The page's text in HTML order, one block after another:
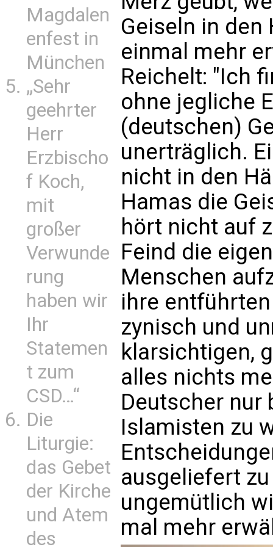
Magdalen
enfest in
München
„Sehr
geehrter
Herr
Erzbischo
f Koch,
mit
großer
Verwunde
rung
haben wir
Ihr
Statemen
t zum
CSD…“
Die
Liturgie:
das Gebet
der Kirche
und Atem
des
Geiseln in den
einmal mehr
Reichelt: "Ich
ohne jegliche
(deutschen)
unerträglich.
nicht in den
Hamas die
hört nicht auf
Feind die
Menschen
ihre
zynisch und
klarsichtigen,
alles nichts
Deutscher nur
Islamisten zu
ausgeliefert
ungemütlich
mal mehr